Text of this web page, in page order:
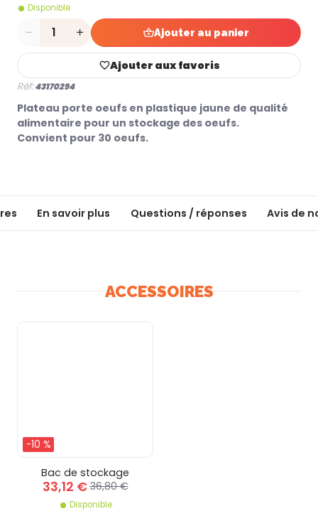
Disponible
Quantité Ajouter au panier
Ajouter aux favoris
Réf:43170294
Plateau porte oeufs en plastique jaune de qualité
alimentaire pour un stockage des oeufs.
Convient pour 30 oeufs.
En savoir plus Questions / réponses Avis de
ACCESSOIRES
-10 %
Bac de stockage
33,12 € 36,80 €
Disponible